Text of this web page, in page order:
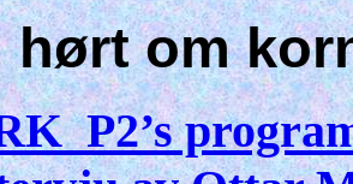
hørt om
P2’s